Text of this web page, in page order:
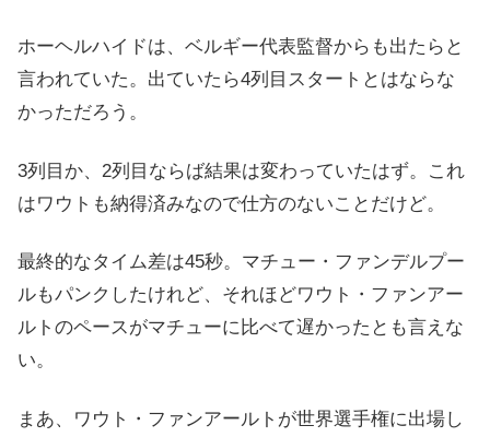
ホーヘルハイドは、ベルギー代表監督からも出たらと
言われていた。出ていたら4列目スタートとはならな
かっただろう。
3列目か、2列目ならば結果は変わっていたはず。これ
はワウトも納得済みなので仕方のないことだけど。
最終的なタイム差は45秒。マチュー・ファンデルプー
ルもパンクしたけれど、それほどワウト・ファンアー
ルトのペースがマチューに比べて遅かったとも言えな
い。
まあ、ワウト・ファンアールトが世界選手権に出場し